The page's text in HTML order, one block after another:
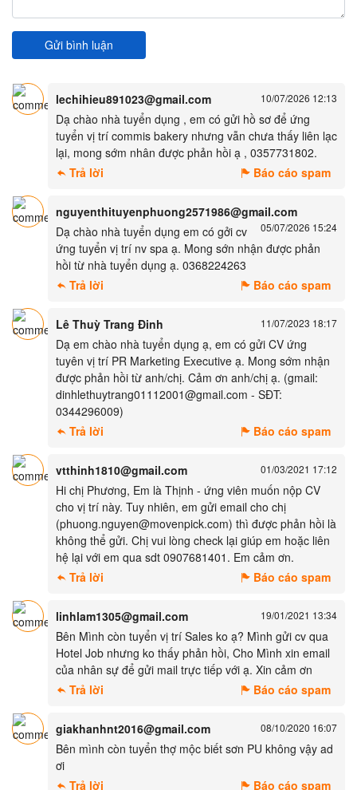
Gửi bình luận
lechihieu891023@gmail.com 10/07/2026 12:13
Dạ chào nhà tuyển dụng , em có gửi hồ sơ để ứng
tuyển vị trí commis bakery nhưng vẫn chưa thấy liên lạc
lại, mong sớm nhân được phản hồi ạ , 0357731802.
Trả lời
Báo cáo spam
nguyenthituyenphuong2571986@gmail.com
05/07/2026 15:24
Dạ chào nhà tuyển dụng em có gởi cv
ứng tuyển vị trí nv spa ạ. Mong sớn nhận được phản
hồi từ nhà tuyển dụng ạ. 0368224263
Trả lời
Báo cáo spam
Lê Thuỳ Trang Đinh 11/07/2023 18:17
Dạ em chào nhà tuyển dụng ạ, em có gửi CV ứng
tuyên vị trí PR Marketing Executive ạ. Mong sớm nhận
được phản hồi từ anh/chị. Cảm ơn anh/chị ạ. (gmail:
dinhlethuytrang01112001@gmail.com - SĐT:
0344296009)
Trả lời
Báo cáo spam
vtthinh1810@gmail.com 01/03/2021 17:12
Hi chị Phương, Em là Thịnh - ứng viên muốn nộp CV
cho vị trí này. Tuy nhiên, em gửi email cho chị
(phuong.nguyen@movenpick.com) thì được phản hồi là
không thể gửi. Chị vui lòng check lại giúp em hoặc liên
hệ lại với em qua sdt 0907681401. Em cảm ơn.
Trả lời
Báo cáo spam
linhlam1305@gmail.com 19/01/2021 13:34
Bên Mình còn tuyển vị trí Sales ko ạ? Mình gửi cv qua
Hotel Job nhưng ko thấy phản hồi, Cho Mình xin email
của nhân sự để gửi mail trực tiếp với ạ. Xin cảm ơn
Trả lời
Báo cáo spam
giakhanhnt2016@gmail.com 08/10/2020 16:07
Bên mình còn tuyển thợ mộc biết sơn PU không vậy ad
ơi
Trả lời
Báo cáo spam